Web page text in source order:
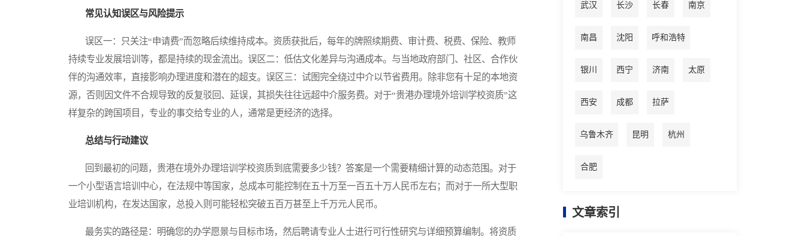
常见认知误区与风险提示
误区一：只关注“申请费”而忽略后续维持成本。资质获批后，每年的牌照续期费、审计费、税费、保险、教师
持续专业发展培训等，都是持续的现金流出。误区二：低估文化差异与沟通成本。与当地政府部门、社区、合作伙
伴的沟通效率，直接影响办理进度和潜在的超支。误区三：试图完全绕过中介以节省费用。除非您有十足的本地资
源，否则因文件不合规导致的反复驳回、延误，其损失往往远超中介服务费。对于“贵港办理境外培训学校资质”这
样复杂的跨国项目，专业的事交给专业的人，通常是更经济的选择。
总结与行动建议
回到最初的问题，贵港在境外办理培训学校资质到底需要多少钱？答案是一个需要精细计算的动态范围。对于
一个小型语言培训中心，在法规中等国家，总成本可能控制在五十万至一百五十万人民币左右；而对于一所大型职
业培训机构，在发达国家，总投入则可能轻松突破五百万甚至上千万元人民币。
最务实的路径是：明确您的办学愿景与目标市场，然后聘请专业人士进行可行性研究与详细预算编制。将资质
武汉 长沙 长春 南京
南昌 沈阳 呼和浩特
银川 西宁 济南 太原
西安 成都 拉萨
乌鲁木齐 昆明 杭州
合肥
文章索引